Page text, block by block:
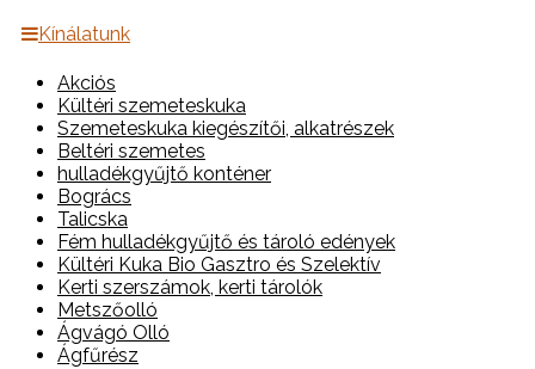
Kínálatunk
Akciós
Kültéri szemeteskuka
Szemeteskuka kiegészítői, alkatrészek
Beltéri szemetes
hulladékgyűjtő konténer
Bogrács
Talicska
Fém hulladékgyűjtő és tároló edények
Kültéri Kuka Bio Gasztro és Szelektív
Kerti szerszámok, kerti tárolók
Metszőolló
Ágvágó Olló
Ágfűrész